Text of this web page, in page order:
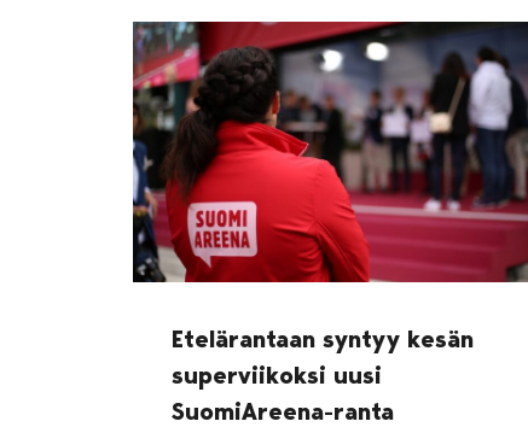
Etelärantaan syntyy kesän
superviikoksi uusi
SuomiAreena-ranta